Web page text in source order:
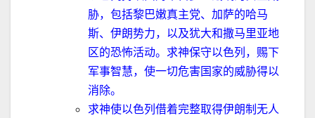
胁，包括黎巴嫩真主党、加萨的哈马
斯、伊朗势力，以及犹大和撒马里亚地
区的恐怖活动。求神保守以色列，赐下
军事智慧，使一切危害国家的威胁得以
消除。
求神使以色列借着完整取得伊朗制无人